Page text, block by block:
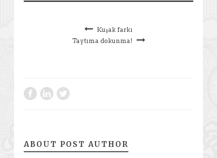
Kuşak farkı
Taytıma dokunma!
ABOUT POST AUTHOR